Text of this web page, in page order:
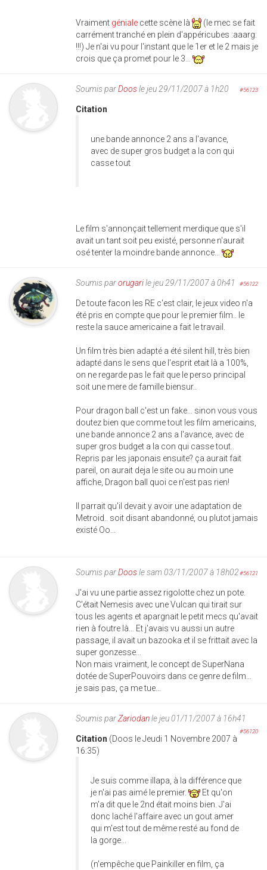
Vraiment géniale cette scène là
(le mec se fait
carrément tranché en plein d'appéricubes :aaarg:
!!!) Je n'ai vu pour l'instant que le 1er et le 2 mais je
crois que ça promet pour le 3...
Soumis parDoosle jeu 29/11/2007 à 1h20 #56123
Citation
une bande annonce 2 ans a l'avance,
avec de super gros budget a la con qui
casse tout
Le film s'annonçait tellement merdique que s'il
avait un tant soit peu existé, personne n'aurait
osé tenter la moindre bande annonce...
Soumis parorugarile jeu 29/11/2007 à 0h41 #56122
De toute facon les RE c'est clair, le jeux video n'a
été pris en compte que pour le premier film.. le
reste la sauce americaine a fait le travail.
Un film très bien adapté a été silent hill, très bien
adapté dans le sens que l'esprit etait là a 100%,
on ne regarde pas le fait que le perso principal
soit une mere de famille biensur..
Pour dragon ball c'est un fake... sinon vous vous
doutez bien que comme tout les film americains,
une bande annonce 2 ans a l'avance, avec de
super gros budget a la con qui casse tout..
Repris par les japonais ensuite? ça aurait fait
pareil, on aurait deja le site ou au moin une
affiche, Dragon ball quoi ce n'est pas rien!
Il parrait qu'il devait y avoir une adaptation de
Metroid.. soit disant abandonné, ou plutot jamais
existé Oo...
Soumis parDoosle sam 03/11/2007 à 18h02#56121
J'ai vu une partie assez rigolotte chez un pote.
C'était Nemesis avec une Vulcan qui tirait sur
tous les agents et apargnait le petit mecs qu'avait
rien à foutre là... Et j'avais vu aussi un autre
passage, il avait un bazooka et il se frittait avec la
super gonzesse...
Non mais vraiment, le concept de SuperNana
dotée de SuperPouvoirs dans ce genre de film...
je sais pas, ça me tue...
Soumis parZariodanle jeu 01/11/2007 à 16h41
#56120
Citation (Doos le Jeudi 1 Novembre 2007 à
16:35)
Je suis comme illapa, à la différence que
je n'ai pas aimé le premier.
Et qu'on
m'a dit que le 2nd était moins bien. J'ai
donc laché l'affaire avec un gout amer
qui m'est tout de même resté au fond de
la gorge...
(n'empêche que Painkiller en film, ça